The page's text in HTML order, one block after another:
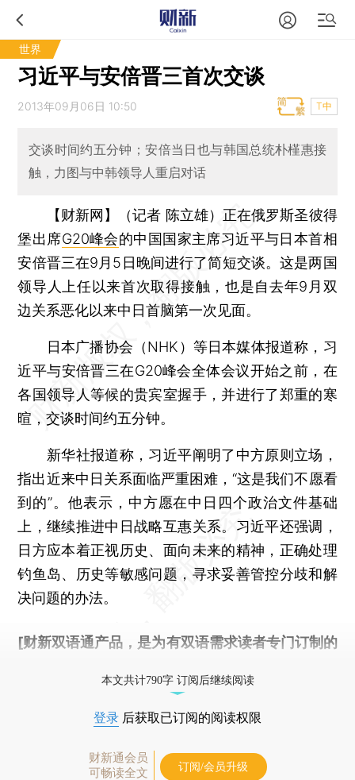
世界
习近平与安倍晋三首次交谈
2013年09月06日 10:50 T中
交谈时间约五分钟；安倍当日也与韩国总统朴槿惠接
触，力图与中韩领导人重启对话
【财新网】（记者 陈立雄） 正在俄罗斯圣彼得
堡出席G20峰会的中国国家主席习近平与日本首相
安倍晋三在9月5日晚间进行了简短交谈。这是两国
领导人上任以来首次取得接触，也是自去年9月双
边关系恶化以来中日首脑第一次见面。
日本广播协会（NHK）等日本媒体报道称，习
近平与安倍晋三在G20峰会全体会议开始之前，在
各国领导人等候的贵宾室握手，并进行了郑重的寒
暄，交谈时间约五分钟。
新华社报道称，习近平阐明了中方原则立场，
指出近来中日关系面临严重困难，“这是我们不愿看
到的”。他表示，中方愿在中日四个政治文件基础
上，继续推进中日战略互惠关系。习近平还强调，
日方应本着正视历史、面向未来的精神，正确处理
钓鱼岛、历史等敏感问题，寻求妥善管控分歧和解
决问题的办法。
[财新双语通产品，是为有双语需求读者专门订制的
本文共计790字 订阅后继续阅读
登录 后获取已订阅的阅读权限
财新通会员
可畅读全文
订阅/会员升级